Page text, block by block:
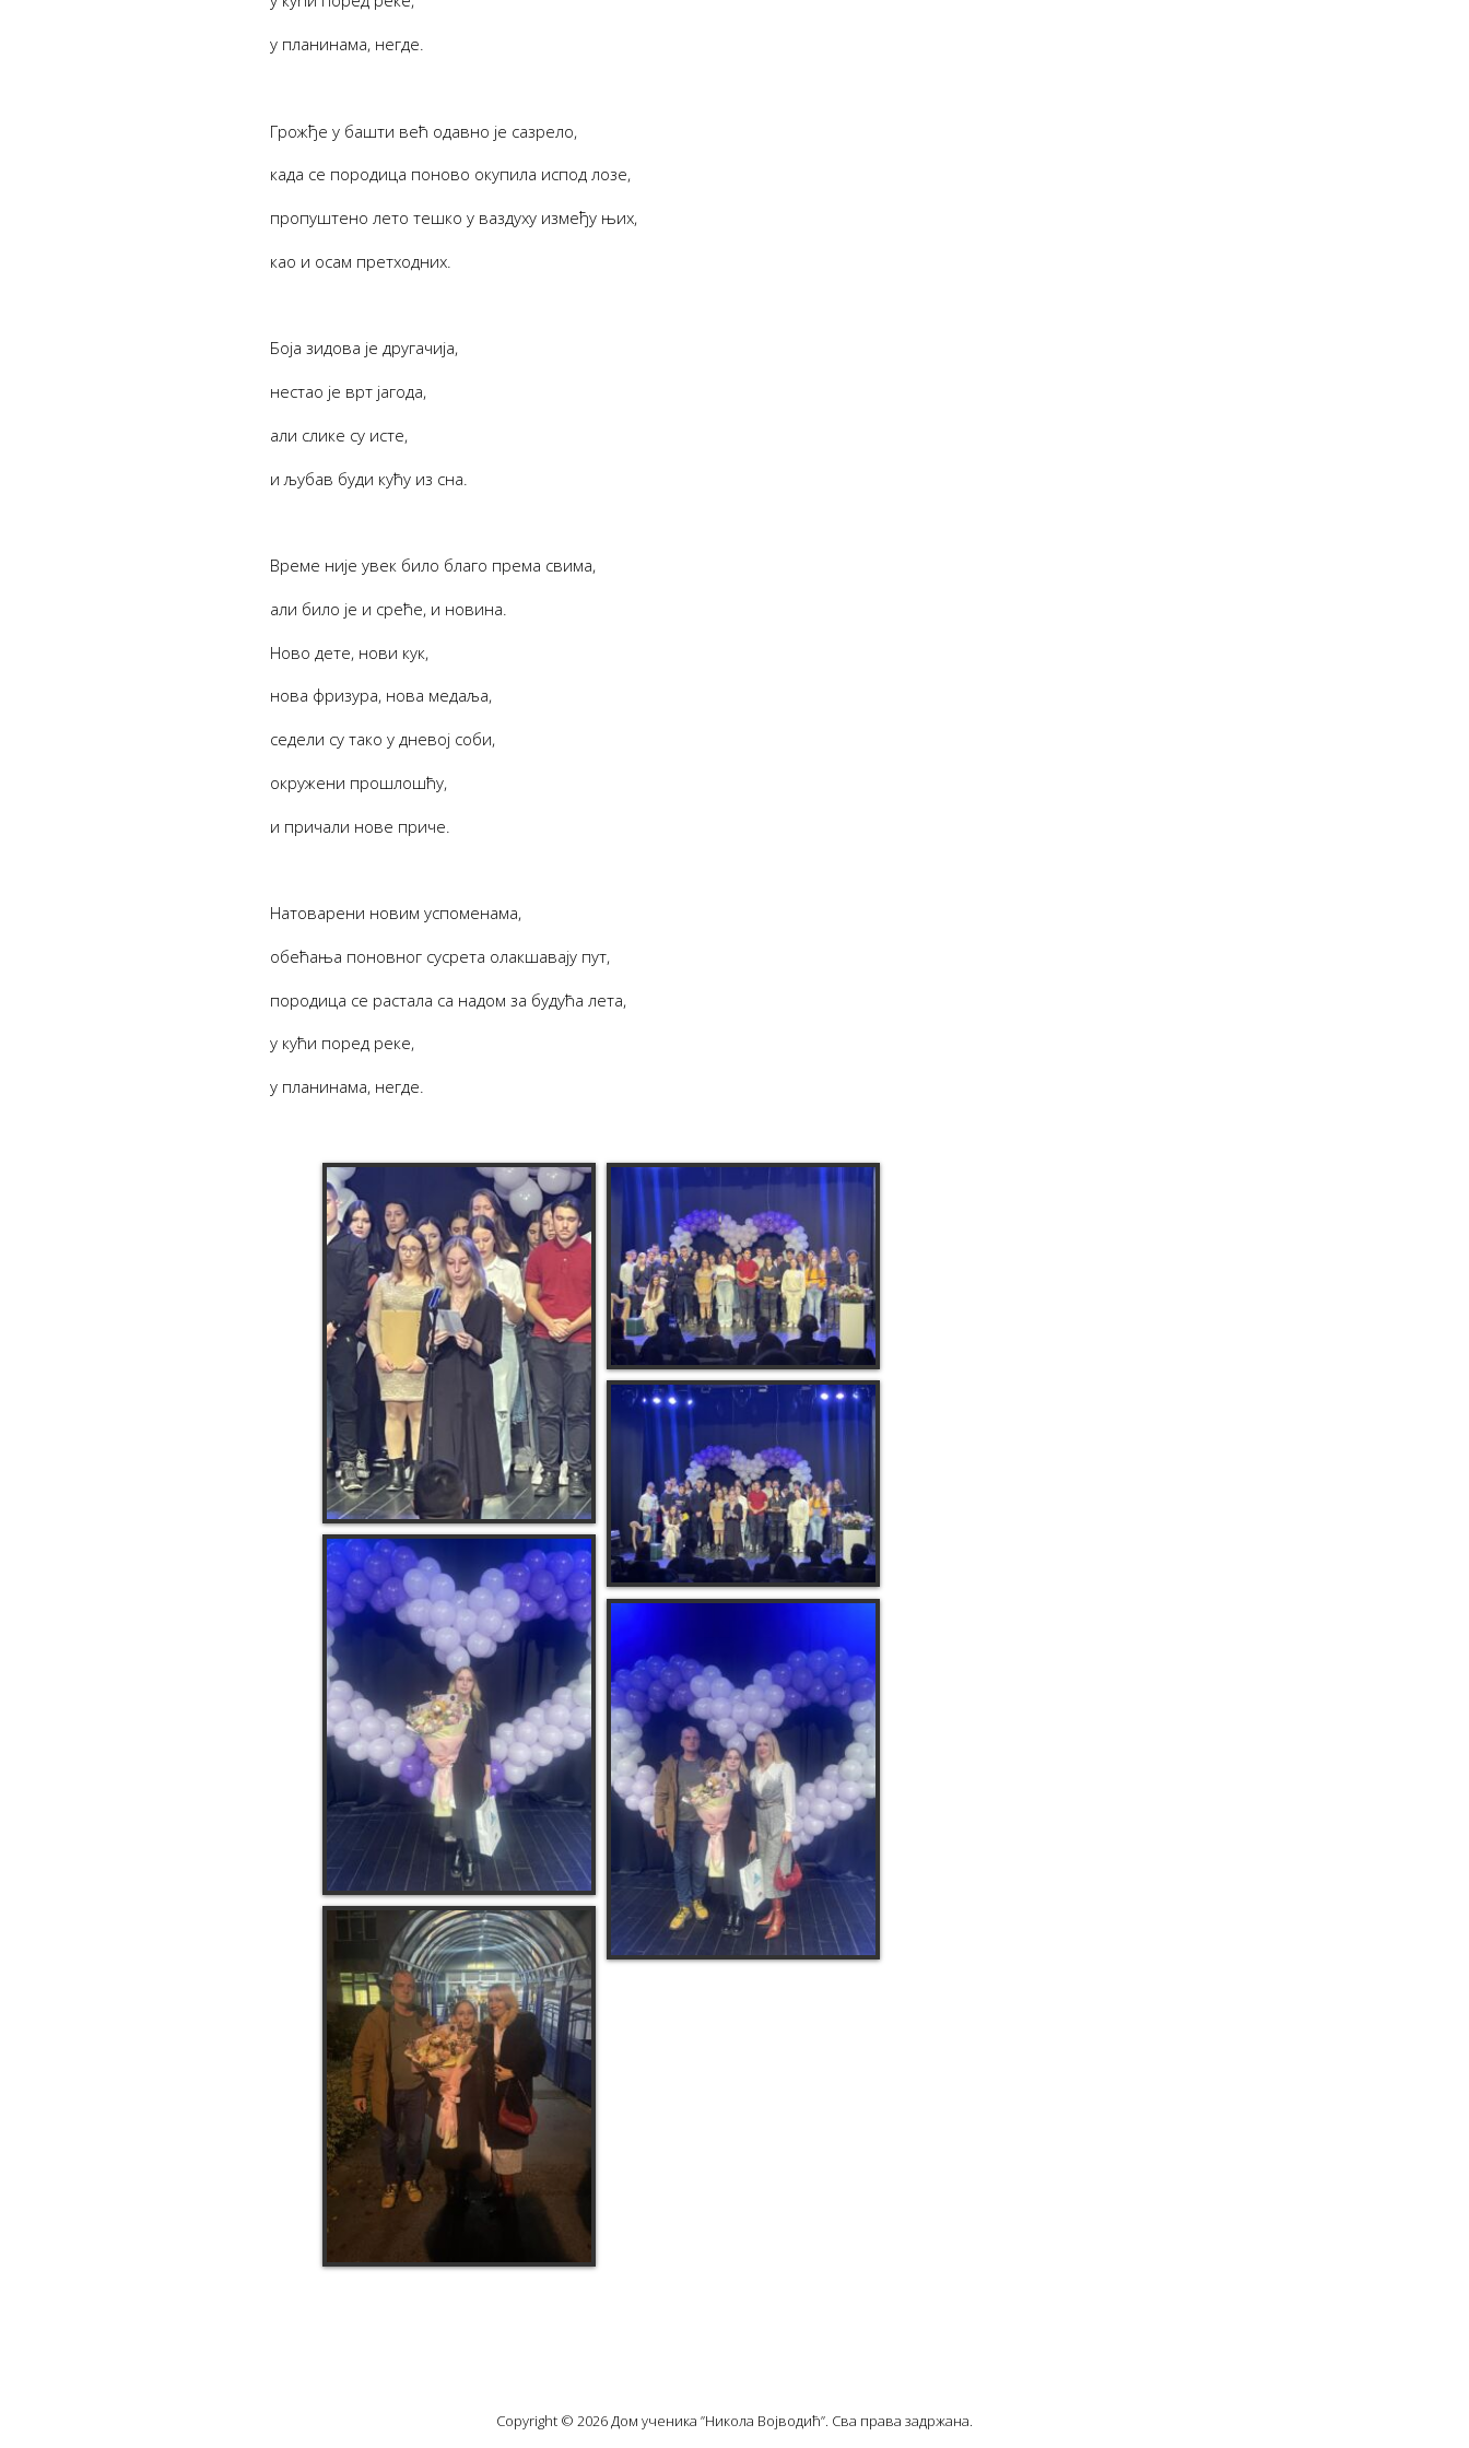
у планинама, негде.
Грожђе у башти већ одавно је сазрело,
када се породица поново окупила испод лозе,
пропуштено лето тешко у ваздуху између њих,
као и осам претходних.
Боја зидова је другачија,
нестао је врт јагода,
али слике су исте,
и љубав буди кућу из сна.
Време није увек било благо према свима,
али било је и среће, и новина.
Ново дете, нови кук,
нова фризура, нова медаља,
седели су тако у дневој соби,
окружени прошлошћу,
и причали нове приче.
Натоварени новим успоменама,
обећања поновног сусрета олакшавају пут,
породица се растала са надом за будућа лета,
у кући поред реке,
у планинама, негде.
Copyright © 2026 Дом ученика ”Никола Војводић”. Сва права задржана.